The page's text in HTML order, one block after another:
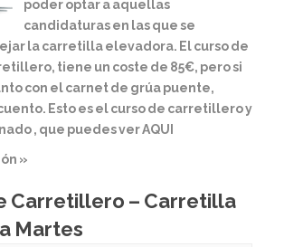
poder optar a aquellas
candidaturas en las que se
la carretilla elevadora. El curso de
tiene un coste de 85€, pero si
con el carnet de grúa puente,
Esto es el curso de carretillero y
, que puedes ver AQUI
»
Carretillero – Carretilla
Martes